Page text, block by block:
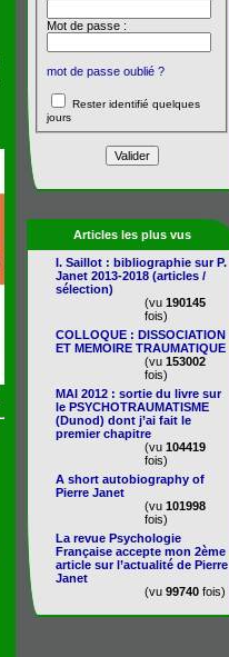
Mot de passe :
mot de passe oublié ?
Rester identifié quelques
jours
Articles les plus vus
I. Saillot : bibliographie sur P.
Janet 2013-2018 (articles /
sélection)
(vu 190145
fois)
COLLOQUE : DISSOCIATION
ET MEMOIRE TRAUMATIQUE
(vu 153002
fois)
MAI 2012 : sortie du livre sur
le PSYCHOTRAUMATISME
(Dunod) dont j’ai fait le
premier chapitre
(vu 104419
fois)
A short autobiography of
Pierre Janet
(vu 101998
fois)
La revue Psychologie
Française accepte mon 2ème
article sur l’actualité de Pierre
Janet
(vu 99740 fois)